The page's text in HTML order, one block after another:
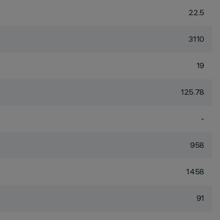
22.5
3110
19
125.78
-
958
1458
91